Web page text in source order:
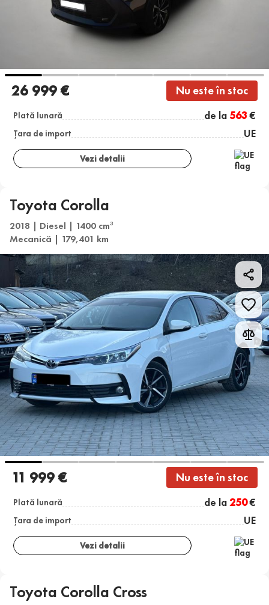
26 999 € Nu este în stoc
Plată lunară de la 563€
Țara de import UE
Vezi detalii
Toyota Corolla
2018 | Diesel | 1400 cm3
Mecanică | 179,401 km
11 999 € Nu este în stoc
Plată lunară de la250€
Țara de import UE
Vezi detalii
Toyota Corolla Cross